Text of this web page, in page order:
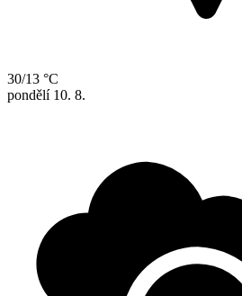
30/13 °C
pondělí 10. 8.